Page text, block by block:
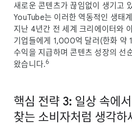
새로운 콘텐츠가 끊임없이 생기고
YouTube는 이러한 역동적인 생태
지난 4년간 전 세계 크리에이터와
기업들에게 1,000억 달러(한화 약
수익을 지급하며 콘텐츠 성장의 선
왔습니다.6
핵심 전략 3: 일상 속에
찾는 소비자처럼 생각하